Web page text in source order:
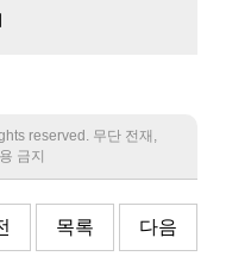
reserved. 무단 전재,
금지
목록 다음